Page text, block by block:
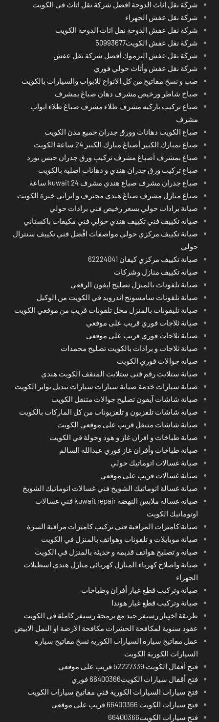
شركة نقل اثاث الدوحة افضل شركة نقل اثاث في الكويت
شركة نقل عفش الجهراء
شركة نقل عفش الدوحة نقل اثاث الدوحة الكويت
شركة نقل عفش الكويت50993677
شركة نقل عفش اليرموك أفضل شركة نقل عفش
شركة نقل عفش وأثاث حولي فوري
صب و نسخ مفاتيح من كل الانواع للابواب والسيارات بالكويت
صباخ شاطر ورخيص مشرف دهان صباغ بمشرف
صباع تركيب باركيه مشرف طلاء مشرف صباغ طلاء ابواب
مشرف
صباغ الكويت دهانات وورق جدران جميع مدن الكويت
صباغ بمبارك الكبير أصباغ مبارك الكبير 24 ساعة الكويت
صباغ بمشرف أصباغ مشرف تركيب ورق جدران جبس بورد
صباغ تركيب ورق جدران هندي و دهانات اصلية بالكويت
صباغ جدران مشرف صباغ هندي مشرف kuwait 24 ساعة
صباغ منازل مشرف صباغ هندي محترف و ايراني خبرة الكويت
صيانة برادات حولي بسعر رخيص فني برادات حولي
صيانة تكييف فني تكييف هندي حولي فني مكيفات باكستاني
صيانة تكييف مركزي حولي مواصفات افْضل فني تكييف سنترال
حولي
صيانة تكييف مركزي كيفان 62224041
صيانة تكييف منازل وشركات
صيانة تلفونات بالمنزل تصليح ايفون الرقعي
صيانة تلفونات سامسونج اندرويد في الكويت من الوكيل
صيانة تليفونات بالمنزل محل تلفونات قريب من موقعي الكويت
صيانة ثلاجات فوري قريب على موقعي
صيانة ثلاجات فوري قريب على موقعي
صيانة ثلاجات و برادات بالكويت تصليح مجمدات
صيانة جوالات فوري الكويت
صيانة ستلايت رقم فني ستلايت المنقف الكويت هندي
صيانة سيارات خدمة صيانة سيارات سيارات تبديل تواير الكويت
صيانة شاشات آيفون تصليح جوالات متنقل الكويت
صيانة شاشات تلفزيون و تلفزيونات من كل الماركات بالكويت
صيانة شاشات متنقل قريب على موقعي الكويت
صيانة طباخات و افران غاز و هود وجولة في الكويت
صيانة طباخات وأفران غاز فوري عبدالله السالم
صيانة غسالات اتوماتيك حولي
صيانة غسالات قريب على موقعي
صيانة غسالة اتوماتيك الشويخ فني غسالات اتوماتيك الشويخ
صيانة غسالة ملابس النهضة kuwait repair فني غسالات
اوتوماتيك الكويت
صيانة كاميرات المراقبة فني تركيب كاميرات مراقبة السرة
صيانة موبايلات و تلفونات وهواتف بالمنزل في الكويت
صيانة و تصليح هواتف قديمة و حديثة بالمنزل في الكويت
صيانة واصلاح كهرباء المنازل كهربائي منازل هندي اسطبلات
الجهراء
صيانة وتركيب قطع غيار أفران وطباخات
صيانة وتركيب قطع غيار هوندا
طريقة اختِيار رسيفر جيد مع برمجة رسيفر كاملة في الكويت
عقود سنوية لمكافحة الحشرات مكافحة الارضة او النمل الابيض
عمل مفاتيح سيارة السيارات الكورية نسخ مفاتيح سيارة
السيارات الكورية الكويت
فتح أقفال الكويت 52227339 قريب على موقعي
فتح أقفال سيارات الكويت66400366 فوري
فتح سيارات السيارات الكورية فني مفاتيح سيارات الكويت
فتح سيارات الكويت 66400366 قريب على موقعي
فتح سيارات الكويت66400366